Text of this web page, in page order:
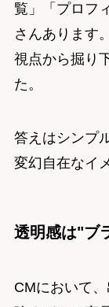
覧」「プロフ
さんあります
視点から掘り
た。
答えはシンプ
変幻自在なイ
透明感は"ブ
CMにおいて